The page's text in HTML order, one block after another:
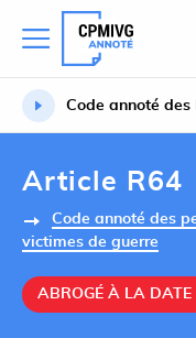
Code annoté
Article R64
Code annoté des
victimes de guerre
ABROGÉ À LA